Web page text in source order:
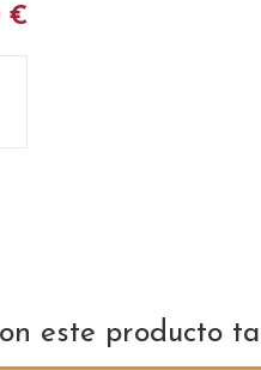
€
este producto